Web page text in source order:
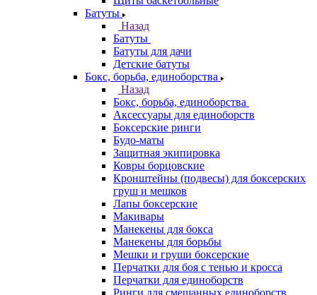
Батуты
Назад
Батуты
Батуты для дачи
Детские батуты
Бокс, борьба, единоборства
Назад
Бокс, борьба, единоборства
Аксессуары для единоборств
Боксерские ринги
Будо-маты
Защитная экипировка
Ковры борцовские
Кронштейны (подвесы) для боксерских
груш и мешков
Лапы боксерские
Макивары
Манекены для бокса
Манекены для борьбы
Мешки и груши боксерские
Перчатки для боя с тенью и кросса
Перчатки для единоборств
Ринги для смешанных единоборств